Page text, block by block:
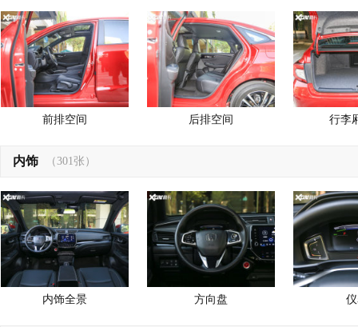
前排空间 后排空间 行李
内饰 （301张）
内饰全景 方向盘